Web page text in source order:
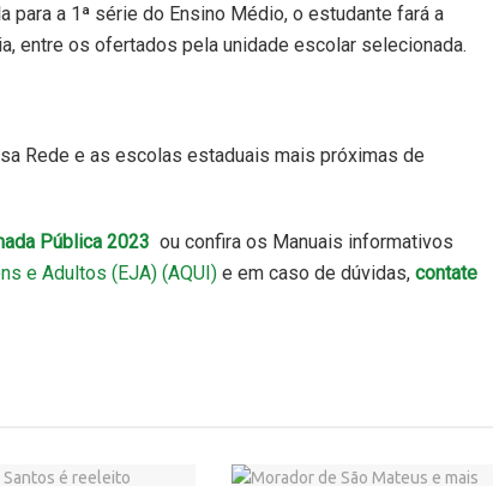
a 1ª série do Ensino Médio, o estudante fará a
entre os ofertados pela unidade escolar selecionada.
Rede e as escolas estaduais mais próximas de
Pública 2023 ou confira os Manuais informativos
e Adultos (EJA) (AQUI) e em caso de dúvidas, contate